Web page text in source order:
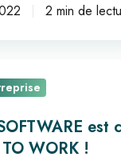
2 min de
est
WORK !